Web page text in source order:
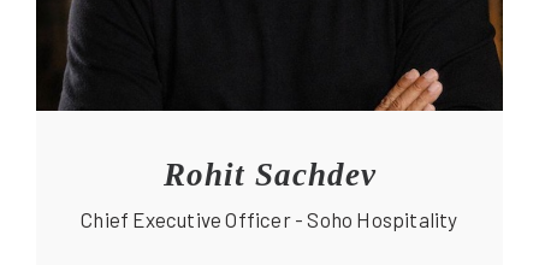
Claudia Campone
Founder & Director – THiRTYONE Design +